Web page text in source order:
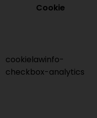
Cookie
cookielawinfo-
checkbox-analytics